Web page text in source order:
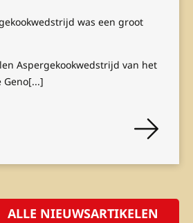
was een groot
Aspergekookwedstrijd van het
Geno[...]
ALLE NIEUWSARTIKELEN